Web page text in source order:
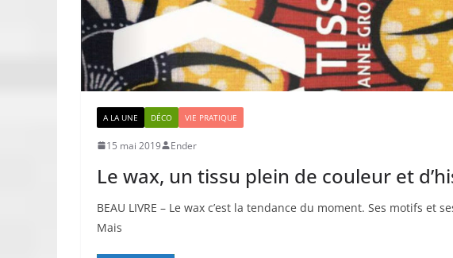
A LA UNE DÉCO VIE PRATIQUE
15 mai 2019 Ender
Le wax, un tissu plein de couleur et
BEAU LIVRE – Le wax c’est la tendance du moment. Ses motifs et
Mais